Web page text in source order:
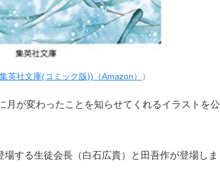
英社文庫(コミック版))（Amazon） ）
月が変わったことを知らせてくれるイラストを公
する生徒会長（白石広貴）と田吾作が登場しま